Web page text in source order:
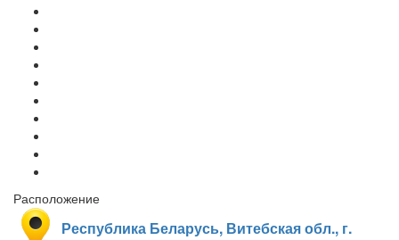
Расположение
Республика Беларусь, Витебская обл., г.